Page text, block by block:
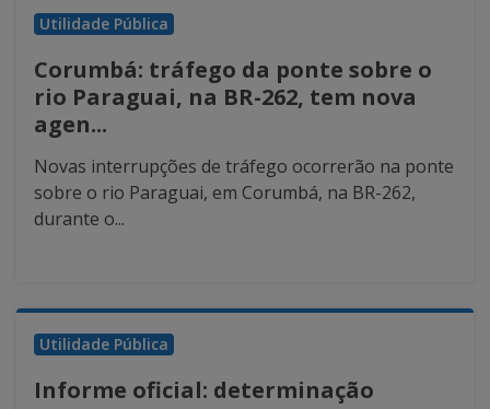
Utilidade Pública
Corumbá: tráfego da ponte sobre o
rio Paraguai, na BR-262, tem nova
agen...
Novas interrupções de tráfego ocorrerão na ponte
sobre o rio Paraguai, em Corumbá, na BR-262,
durante o...
Utilidade Pública
Informe oficial: determinação